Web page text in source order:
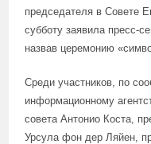
председателя в Совете
субботу заявила пресс-
назвав церемонию
Среди участников, по
информационному
совета Антонио Коста,
Урсула фон дер Ляйен,